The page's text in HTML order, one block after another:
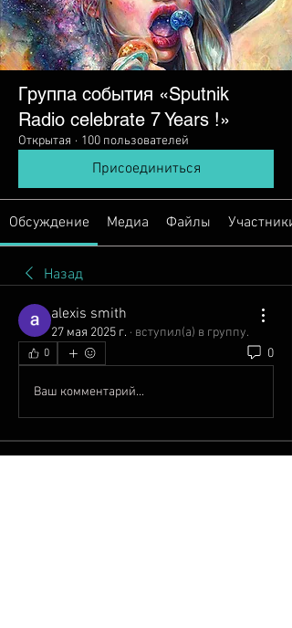
Группа события «Sputnik
Radio сelebrate 7 Years !»
Открытая · 100 пользователей
Присоединиться
Обсуждение Медиа Файлы Участники
Назад
alexis smith
27 мая 2025 г. · вступил(а) в группу.
0 0
Ваш комментарий...